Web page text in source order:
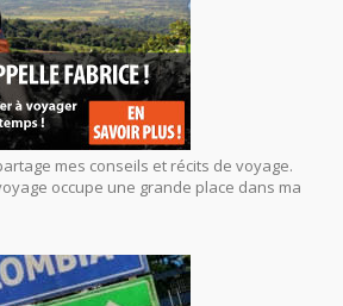
mes conseils et récits de voyage.
occupe une grande place dans ma